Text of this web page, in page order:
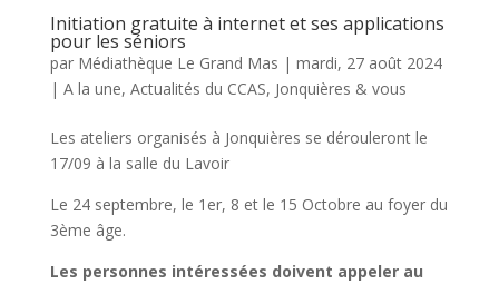
Initiation gratuite à internet et ses applications
pour les séniors
par Médiathèque Le Grand Mas | mardi, 27 août 2024
| A la une, Actualités du CCAS, Jonquières & vous
Les ateliers organisés à Jonquières se dérouleront le
17/09 à la salle du Lavoir
Le 24 septembre, le 1er, 8 et le 15 Octobre au foyer du
3ème âge.
Les personnes intéressées doivent appeler au